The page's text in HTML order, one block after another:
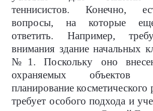
теннисистов. Конечно,
вопросы, на которые
ответить. Например,
внимания здание начальных
№1. Поскольку оно
охраняемых объектов
планирование косметического
требует особого подхода и